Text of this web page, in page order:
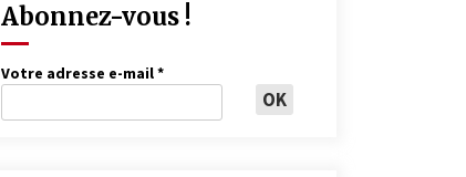
Abonnez-vous !
Votre adresse e-mail*